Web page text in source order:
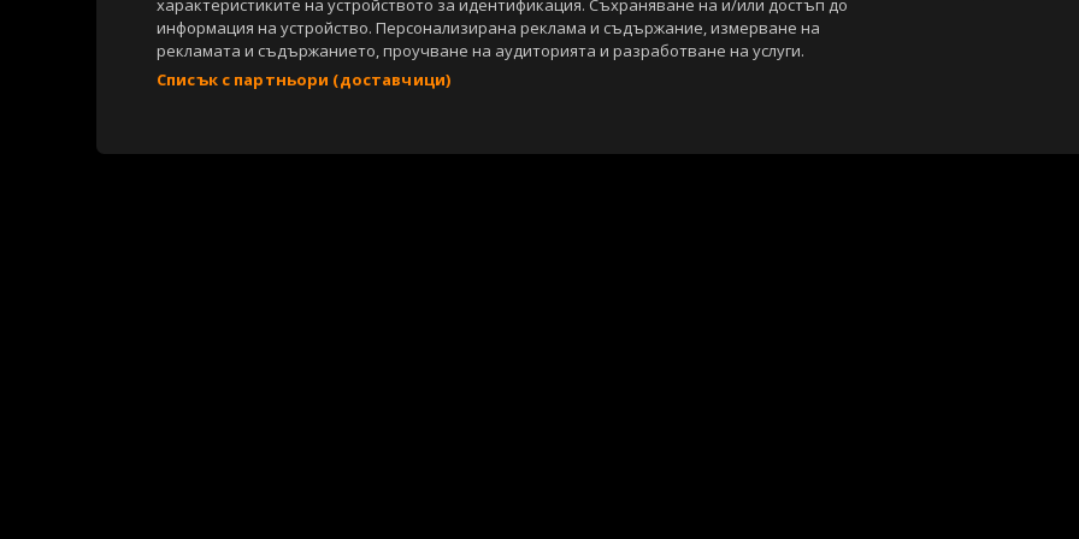
характеристиките на устройството за идентификация. Съхраняване на и/или достъп до
информация на устройство. Персонализирана реклама и съдържание, измерване на
рекламата и съдържанието, проучване на аудиторията и разработване на услуги.
Списък с партньори (доставчици)